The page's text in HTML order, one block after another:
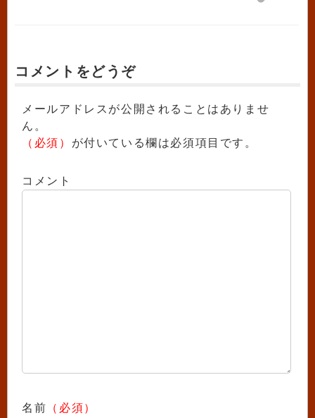
コメントをどうぞ
メールアドレスが公開されることはありませ
ん。
（必須） が付いている欄は必須項目です。
コメント
名前 （必須）